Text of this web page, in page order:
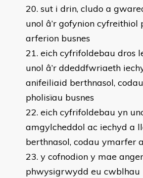
sut i drin, cludo a
unol â’r gofynion cyfreithiol
arferion busnes
eich cyfrifoldebau dros
unol â’r ddeddfwriaeth
anifeiliaid berthnasol,
pholisïau busnes
eich cyfrifoldebau yn
amgylcheddol ac iechyd a
berthnasol, codau ymarfer
y cofnodion y mae
phwysigrwydd eu cwblhau